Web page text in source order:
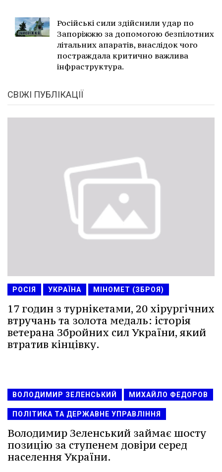
Російські сили здійснили удар по
Запоріжжю за допомогою безпілотних
літальних апаратів, внаслідок чого
постраждала критично важлива
інфраструктура.
СВІЖІ ПУБЛІКАЦІЇ
РОСІЯ УКРАЇНА МІНОМЕТ (ЗБРОЯ)
17 годин з турнікетами, 20 хірургічних
втручань та золота медаль: історія
ветерана Збройних сил України, який
втратив кінцівку.
ВОЛОДИМИР ЗЕЛЕНСЬКИЙ МИХАЙЛО ФЕДОРОВ
ПОЛІТИКА ТА ДЕРЖАВНЕ УПРАВЛІННЯ
Володимир Зеленський займає шосту
позицію за ступенем довіри серед
населення України.